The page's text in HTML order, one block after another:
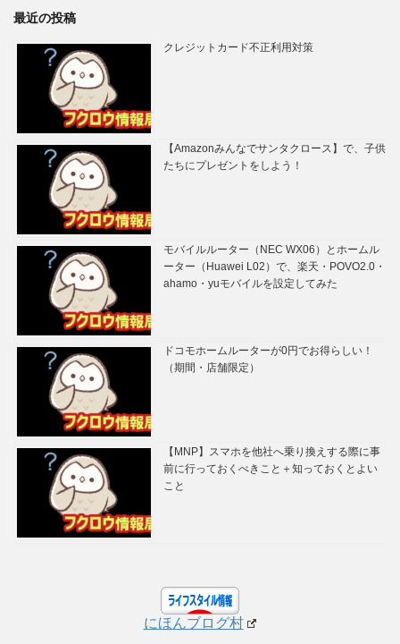
最近の投稿
クレジットカード不正利用対策
【Amazonみんなでサンタクロース】で、子供
たちにプレゼントをしよう！
モバイルルーター（NEC WX06）とホームル
ーター（Huawei L02）で、楽天・POVO2.0・
ahamo・yuモバイルを設定してみた
ドコモホームルーターが0円でお得らしい！
（期間・店舗限定）
【MNP】スマホを他社へ乗り換えする際に事
前に行っておくべきこと＋知っておくとよい
こと
にほんブログ村